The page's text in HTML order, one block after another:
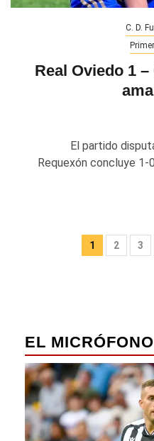
C. D.
Real Oviedo 1
El partido
Requexón concluye 1-
1 2 3
EL